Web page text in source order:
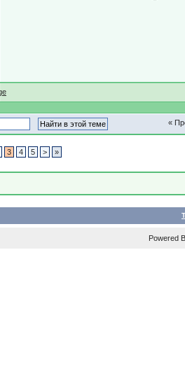
«
3 4 5 > »
Powered